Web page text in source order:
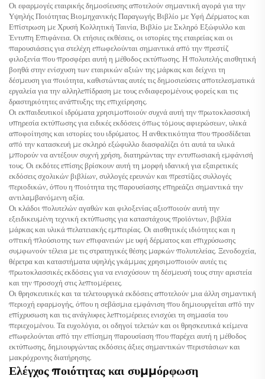
Οι εφαρμογές εταιρικής δημοσίευσης αποτελούν σημαντική αγορά για την
Υψηλής Ποιότητας Βιομηχανικής Παραγωγής Βιβλίο με Υφή Δέρματος και
Επίστρωση με Χρυσή Κολλητική Ταινία, Βιβλίο με Σκληρό Εξώφυλλο και
Έντυπη Επιφάνεια. Οι ετήσιες εκθέσεις, οι ιστορίες της εταιρείας και οι
παρουσιάσεις για στελέχη επωφελούνται σημαντικά από την πρεστίζ
φιλοξενία που προσφέρει αυτή η μέθοδος εκτύπωσης. Η πολυτελής αισθητική
βοηθά στην ενίσχυση των εταιρικών αξιών της μάρκας και δείχνει τη
δέσμευση για ποιότητα, καθιστώντας αυτές τις δημοσιεύσεις αποτελεσματικά
εργαλεία για την αλληλεπίδραση με τους ενδιαφερομένους φορείς και τις
δραστηριότητες ανάπτυξης της επιχείρησης.
Οι εκπαιδευτικοί ιδρύματα χρησιμοποιούν συχνά αυτή την πρωτοκλασσική
υπηρεσία εκτύπωσης για ειδικές εκδόσεις όπως τόμους αφιερώσεων, υλικά
αποφοίτησης και ιστορίες του ιδρύματος. Η ανθεκτικότητα που προσδίδεται
από την κατασκευή με σκληρό εξώφυλλο διασφαλίζει ότι αυτά τα υλικά
μπορούν να αντέξουν συχνή χρήση, διατηρώντας την εντυπωσιακή εμφάνισή
τους. Οι εκδότες επίσης βρίσκουν αυτή τη μορφή ιδανική για εξαιρετικές
εκδόσεις σχολικών βιβλίων, συλλογές ερευνών και πρεστίζιες συλλογές
περιοδικών, όπου η ποιότητα της παρουσίασης επηρεάζει σημαντικά την
αντιλαμβανόμενη αξία.
Οι κλάδοι πολυτελών αγαθών και φιλοξενίας αξιοποιούν αυτή την
εξειδικευμένη τεχνική εκτύπωσης για καταστάχους προϊόντων, βιβλία
μάρκας και υλικά πελατειακής εμπειρίας. Οι αισθητικές ιδιότητες και η
οπτική πλούσιοτης των επιφανειών με υφή δέρματος και επιχρύσωσης
συμφωνούν τέλεια με τις στρατηγικές θέσης μαρκών πολυτελείας. Ξενοδοχεία,
θέρετρα και καταστήματα υψηλής γκάμμας χρησιμοποιούν αυτές τις
πρωτοκλασσικές εκδόσεις για να ενισχύσουν τη δέσμευσή τους στην αριστεία
και την προσοχή στις λεπτομέρειες.
Οι θρησκευτικές και τα τελετουργικά εκδόσεις αποτελούν μια άλλη σημαντική
περιοχή εφαρμογής, όπου η σεβάσμια εμφάνιση που δημιουργείται από την
επίχρυσωση και τις ανάγλυφες λεπτομέρειες ενισχύει τη σημασία του
περιεχομένου. Τα ευχολόγια, οι οδηγοί τελετών και οι θρησκευτικά κείμενα
επωφελούνται από την επίσημη παρουσίαση που παρέχει αυτή η μέθοδος
εκτύπωσης, δημιουργώντας εκδόσεις άξιες σημαντικών περιστάσιων και
μακρόχρονης διατήρησης.
Ελέγχος ποιότητας και συμμόρφωση